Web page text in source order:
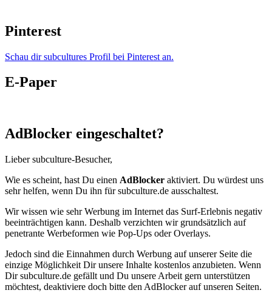
Pinterest
Schau dir subcultures Profil bei Pinterest an.
E-Paper
AdBlocker eingeschaltet?
Lieber subculture-Besucher,
Wie es scheint, hast Du einen AdBlocker aktiviert. Du würdest uns
sehr helfen, wenn Du ihn für subculture.de ausschaltest.
Wir wissen wie sehr Werbung im Internet das Surf-Erlebnis negativ
beeinträchtigen kann. Deshalb verzichten wir grundsätzlich auf
penetrante Werbeformen wie Pop-Ups oder Overlays.
Jedoch sind die Einnahmen durch Werbung auf unserer Seite die
einzige Möglichkeit Dir unsere Inhalte kostenlos anzubieten. Wenn
Dir subculture.de gefällt und Du unsere Arbeit gern unterstützen
möchtest, deaktiviere doch bitte den AdBlocker auf unseren Seiten.